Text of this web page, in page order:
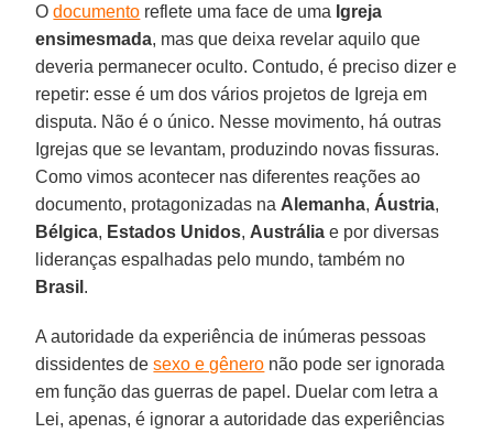
Odocumento reflete uma face de uma Igreja
ensimesmada, mas que deixa revelar aquilo que
deveria permanecer oculto. Contudo, é preciso dizer e
repetir: esse é um dos vários projetos de Igreja em
disputa. Não é o único. Nesse movimento, há outras
Igrejas que se levantam, produzindo novas fissuras.
Como vimos acontecer nas diferentes reações ao
documento, protagonizadas na Alemanha, Áustria,
Bélgica, Estados Unidos, Austrália e por diversas
lideranças espalhadas pelo mundo, também no
Brasil .
A autoridade da experiência de inúmeras pessoas
dissidentes desexo e gênero não pode ser ignorada
em função das guerras de papel. Duelar com letra a
Lei, apenas, é ignorar a autoridade das experiências